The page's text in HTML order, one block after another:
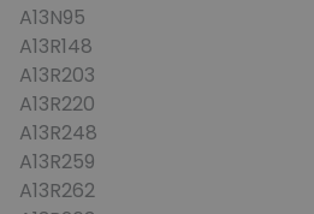
A13N95
A13R148
A13R203
A13R220
A13R248
A13R259
A13R262